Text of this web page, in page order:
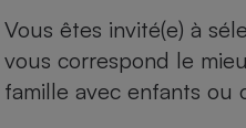
Vous êtes invité(e) à
vous correspond le
famille avec enfants ou